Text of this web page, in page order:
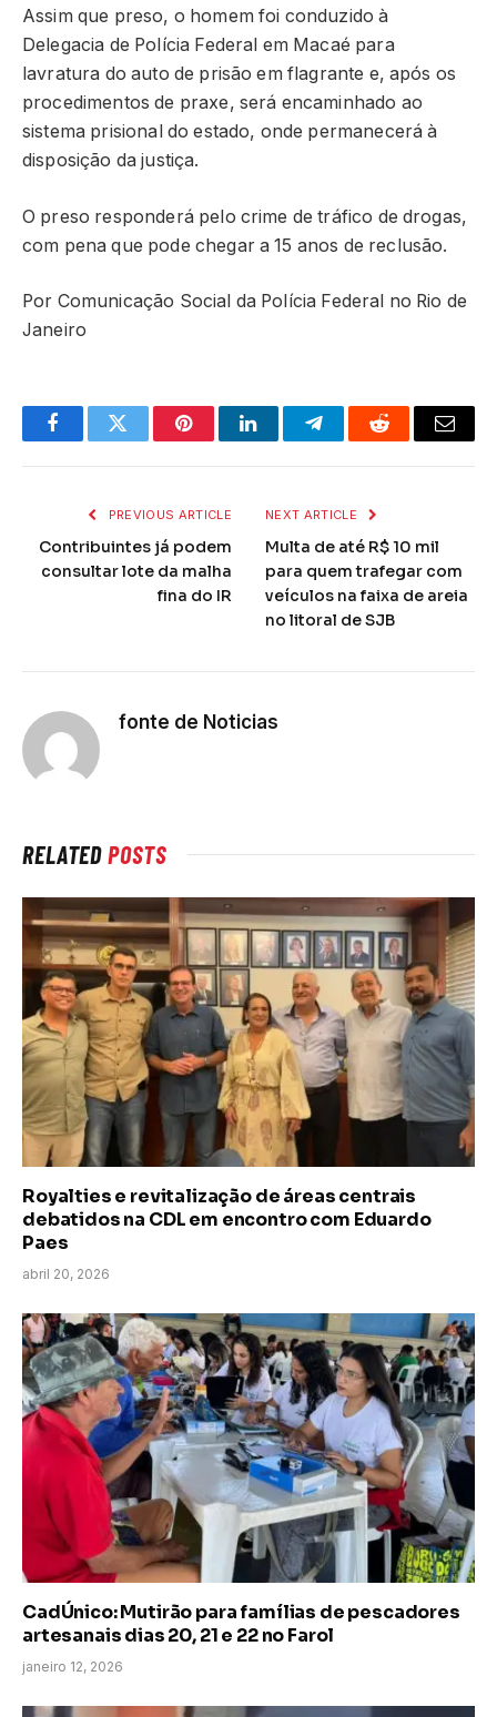
Assim que preso, o homem foi conduzido à
Delegacia de Polícia Federal em Macaé para
lavratura do auto de prisão em flagrante e, após os
procedimentos de praxe, será encaminhado ao
sistema prisional do estado, onde permanecerá à
disposição da justiça.
O preso responderá pelo crime de tráfico de drogas,
com pena que pode chegar a 15 anos de reclusão.
Por Comunicação Social da Polícia Federal no Rio de
Janeiro
FacebookTwitter PinterestLinkedInTelegramReddit Email
PREVIOUS ARTICLE
Contribuintes já podem
consultar lote da malha
fina do IR
NEXT ARTICLE
Multa de até R$ 10 mil
para quem trafegar com
veículos na faixa de areia
no litoral de SJB
fonte de Noticias
RELATEDPOSTS
Royalties e revitalização de áreas centrais
debatidos na CDL em encontro com Eduardo
Paes
abril 20, 2026
CadÚnico: Mutirão para famílias de pescadores
artesanais dias 20, 21 e 22 no Farol
janeiro 12, 2026